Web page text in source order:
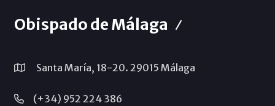
Obispado de Málaga
Santa María, 18-20. 29015 Málaga
(+34) 952 224 386